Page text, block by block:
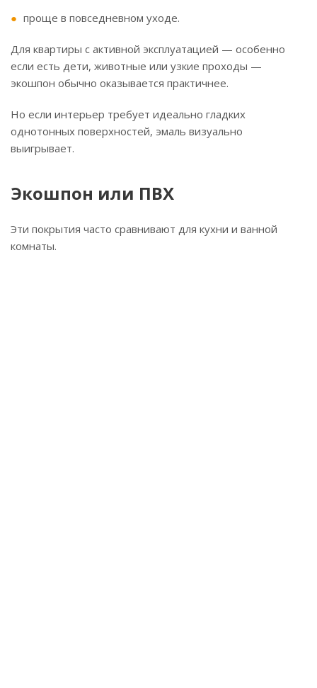
проще в повседневном уходе.
Для квартиры с активной эксплуатацией — особенно
если есть дети, животные или узкие проходы —
экошпон обычно оказывается практичнее.
Но если интерьер требует идеально гладких
однотонных поверхностей, эмаль визуально
выигрывает.
Экошпон или ПВХ
Эти покрытия часто сравнивают для кухни и ванной
комнаты.